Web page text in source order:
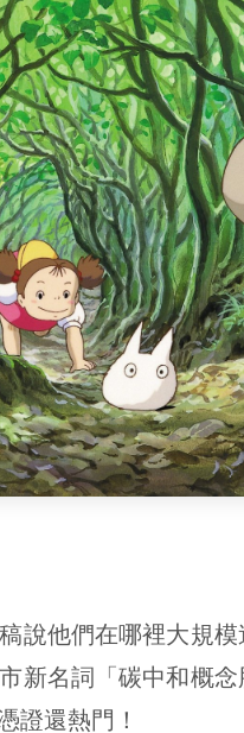
他們在哪裡大規模
新名詞「碳中和概
證還熱門！